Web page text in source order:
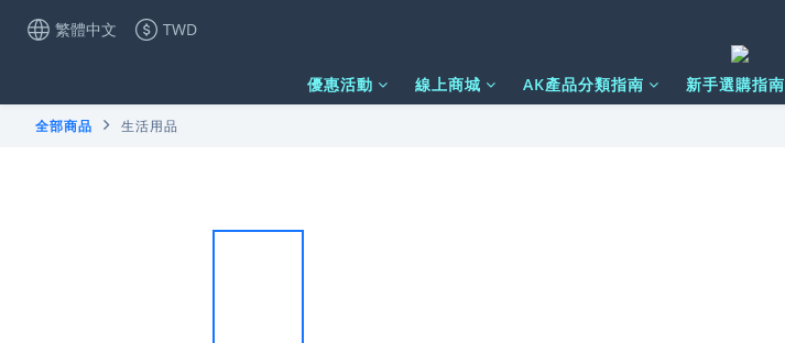
繁體中文 TWD
優惠活動 線上商城 AK產品分類指南 新手選購指南
全部商品 生活用品